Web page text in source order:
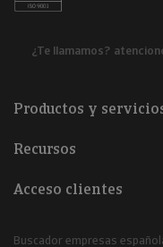
¿Te llamamos?
Productos y
Recursos
Acceso clientes
Buscador empresas